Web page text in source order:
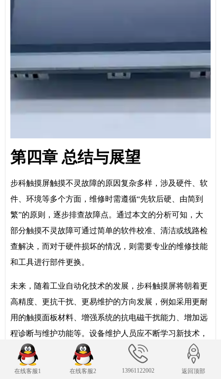
第四章 总结与展望
步科触摸屏触摸不灵故障的原因复杂多样，涉及硬件、软
件、环境等多个方面，维修时需遵循“先软后硬、由简到
繁”的原则，逐步排查故障点。通过本文的分析可知，大
部分触摸不灵故障可通过简单的软件校准、清洁或线路检
查解决，而对于硬件损坏的情况，则需要专业的维修技能
和工具进行部件更换。
未来，随着工业自动化技术的发展，步科触摸屏将朝着更
高精度、更抗干扰、更易维护的方向发展，例如采用更耐
用的触摸面板材料、增强系统的抗电磁干扰能力、增加远
程诊断与维护功能等。设备维护人员应不断学习新技术，
提升维修技能，结合预防性维护措施，最大限度减少触摸
屏故障的发生，保障工业生产的稳定运行。
在线客服1 在线客服2 13961122002 返回顶部